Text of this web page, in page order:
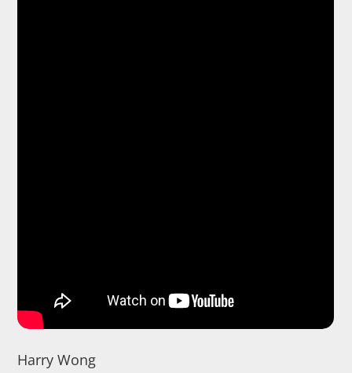
Harry Wong